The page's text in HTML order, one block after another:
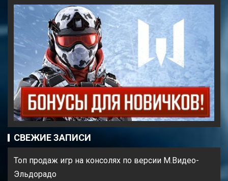
СВЕЖИЕ ЗАПИСИ
Топ продаж игр на консолях по версии М.Видео-
Эльдорадо